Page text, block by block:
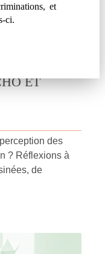
et
ci.
DANS
ET
des
? Réflexions à
de